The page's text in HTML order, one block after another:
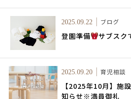
2025.09.22 ブログ
登園準備 サブスク
2025.09.20 育児相談
【2025年10月】施
知らせ※満員御礼